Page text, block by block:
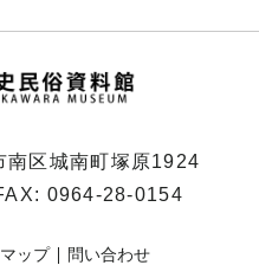
区城南町塚原1924
0964-28-0154
ップ 問い合わせ